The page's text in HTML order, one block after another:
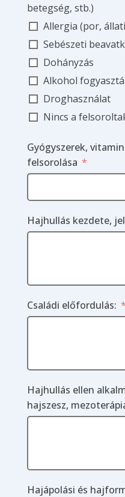
betegség, stb.)
Allergia (por,
Sebészeti
Dohányzás
Alkohol
Droghasználat
Nincs a
Gyógyszerek,
felsorolása
Hajhullás kezdete,
Családi előfordulás:
Hajhullás ellen
hajszesz,
Hajápolási és